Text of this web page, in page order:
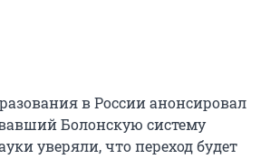
в России анонсировал
Болонскую систему
уверяли, что переход будет